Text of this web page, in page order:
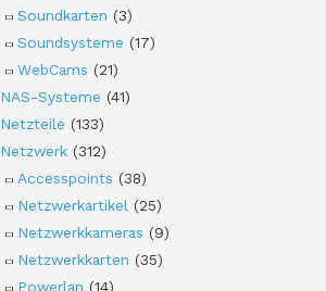
Soundkarten (3)
Soundsysteme (17)
WebCams (21)
NAS-Systeme (41)
Netzteile (133)
Netzwerk (312)
Accesspoints (38)
Netzwerkartikel (25)
Netzwerkkameras (9)
Netzwerkkarten (35)
Powerlan (14)